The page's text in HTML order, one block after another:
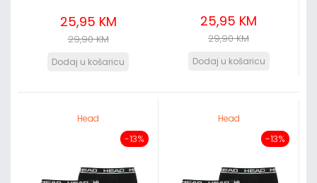
25,95 KM
29,90 KM
25,95 KM
29,90 KM
Head
-13%
Head
-13%